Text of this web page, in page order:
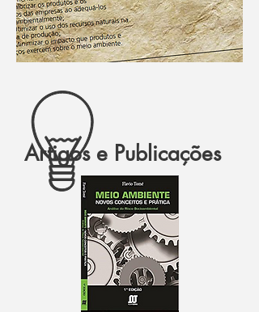
Artigos e Publicações